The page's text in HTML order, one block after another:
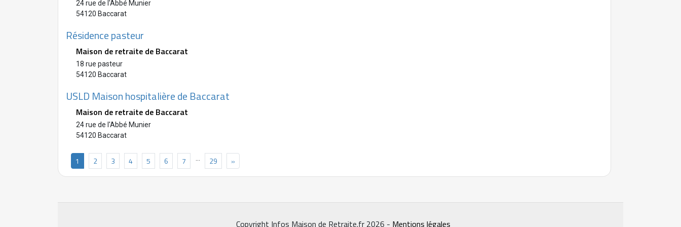
24 rue de l'Abbé Munier
54120 Baccarat
Résidence pasteur
Maison de retraite de Baccarat
18 rue pasteur
54120 Baccarat
USLD Maison hospitalière de Baccarat
Maison de retraite de Baccarat
24 rue de l'Abbé Munier
54120 Baccarat
1 2 3 4 5 6 7 29 »
Copyright Infos Maison de Retraite.fr 2026 - Mentions légales